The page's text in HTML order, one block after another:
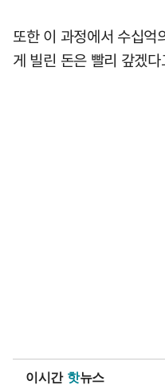
또한 이 과정에서 수십억
게 빌린 돈은 빨리 갚겠
이시간 핫뉴스